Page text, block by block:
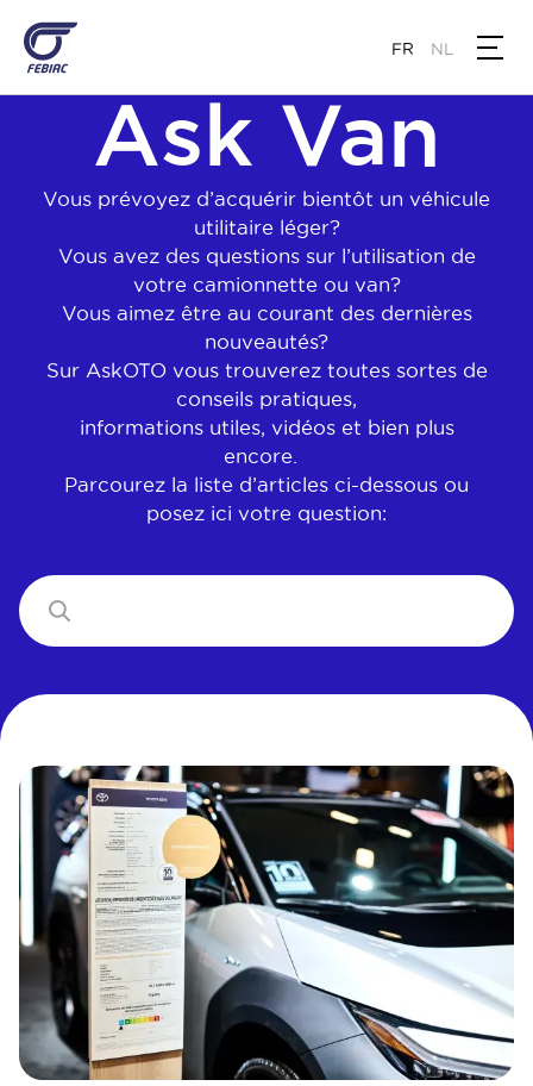
contenu
principal
FR NL
Ask Van
Vous prévoyez d’acquérir bientôt un véhicule
utilitaire léger?
Vous avez des questions sur l’utilisation de
votre camionnette ou van?
Vous aimez être au courant des dernières
nouveautés?
Sur AskOTO vous trouverez toutes sortes de
conseils pratiques,
informations utiles, vidéos et bien plus
encore.
Parcourez la liste d’articles ci-dessous ou
posez ici votre question: